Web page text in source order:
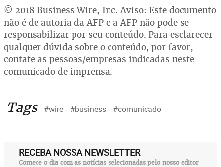
© 2018 Business Wire, Inc. Aviso: Este documento
não é de autoria da AFP e a AFP não pode se
responsabilizar por seu conteúdo. Para esclarecer
qualquer dúvida sobre o conteúdo, por favor,
contate as pessoas/empresas indicadas neste
comunicado de imprensa.
Tags #wire #business #comunicado
RECEBA NOSSA NEWSLETTER
Comece o dia com as notícias selecionadas pelo nosso editor